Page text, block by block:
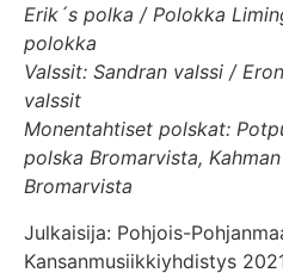
Erik´s polka / Polokka
polokka
Valssit: Sandran valssi /
valssit
Monentahtiset polskat:
polska Bromarvista,
Bromarvista
Julkaisija: Pohjois-
Kansanmusiikkiyhdistys